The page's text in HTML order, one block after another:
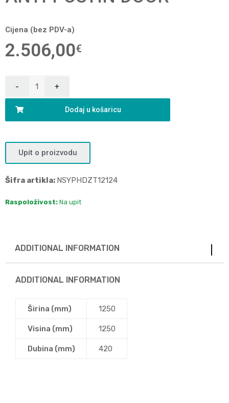
Cijena (bez PDV-a)
2.506,00€
Dodaj u košaricu
Upit o proizvodu
Šifra artikla: NSYPHDZT12124
Raspoloživost: Na upit
ADDITIONAL INFORMATION
ADDITIONAL INFORMATION
Širina (mm) 1250
Visina (mm) 1250
Dubina (mm) 420